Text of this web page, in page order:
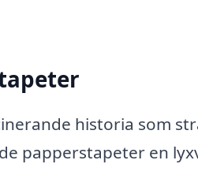
historia som
papperstapeter en